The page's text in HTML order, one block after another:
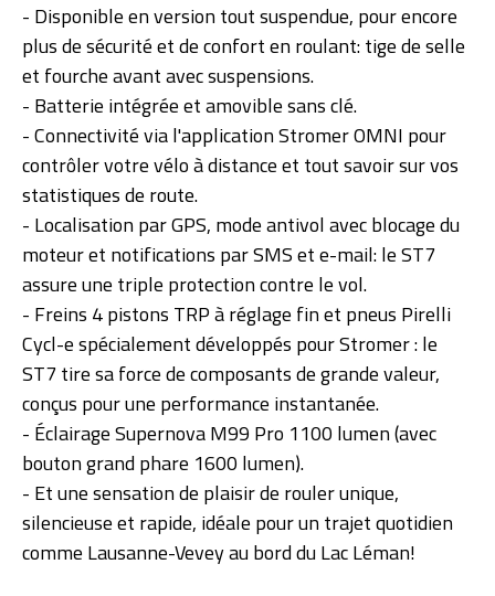
- Disponible en version tout suspendue, pour encore
plus de sécurité et de confort en roulant: tige de selle
et fourche avant avec suspensions.
- Batterie intégrée et amovible sans clé.
- Connectivité via l'application Stromer OMNI pour
contrôler votre vélo à distance et tout savoir sur vos
statistiques de route.
- Localisation par GPS, mode antivol avec blocage du
moteur et notifications par SMS et e-mail: le ST7
assure une triple protection contre le vol.
- Freins 4 pistons TRP à réglage fin et pneus Pirelli
Cycl-e spécialement développés pour Stromer : le
ST7 tire sa force de composants de grande valeur,
conçus pour une performance instantanée.
- Éclairage Supernova M99 Pro 1100 lumen (avec
bouton grand phare 1600 lumen).
- Et une sensation de plaisir de rouler unique,
silencieuse et rapide, idéale pour un trajet quotidien
comme Lausanne-Vevey au bord du Lac Léman!